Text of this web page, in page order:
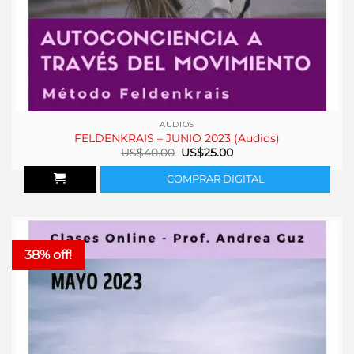
AUDIOS
FELDENKRAIS – JUNIO 2023 (Audios)
US$40.00 El
precio
original
era:
US$40.00.
US$25.00El
actual
es:
US$25.00.
COMPRAR DIGITAL
38% off!